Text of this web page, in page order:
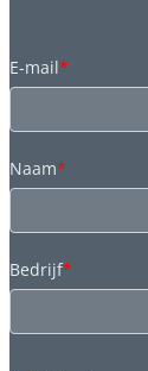
E-mail*
Naam*
Bedrijf*